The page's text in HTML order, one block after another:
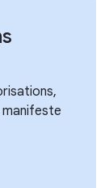
manifeste